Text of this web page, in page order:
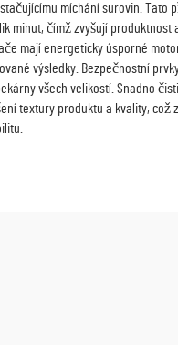
míchání surovin. Tato
minut, čímž zvyšují
mají energeticky úsporné
výsledky. Bezpečnostní
všech velikostí. Snadno
textury produktu a kvality, což